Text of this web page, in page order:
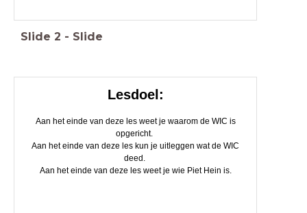
Slide 2 - Slide
Lesdoel:
Aan het einde van deze les weet je waarom de WIC is
opgericht.
Aan het einde van deze les kun je uitleggen wat de WIC
deed.
Aan het einde van deze les weet je wie Piet Hein is.